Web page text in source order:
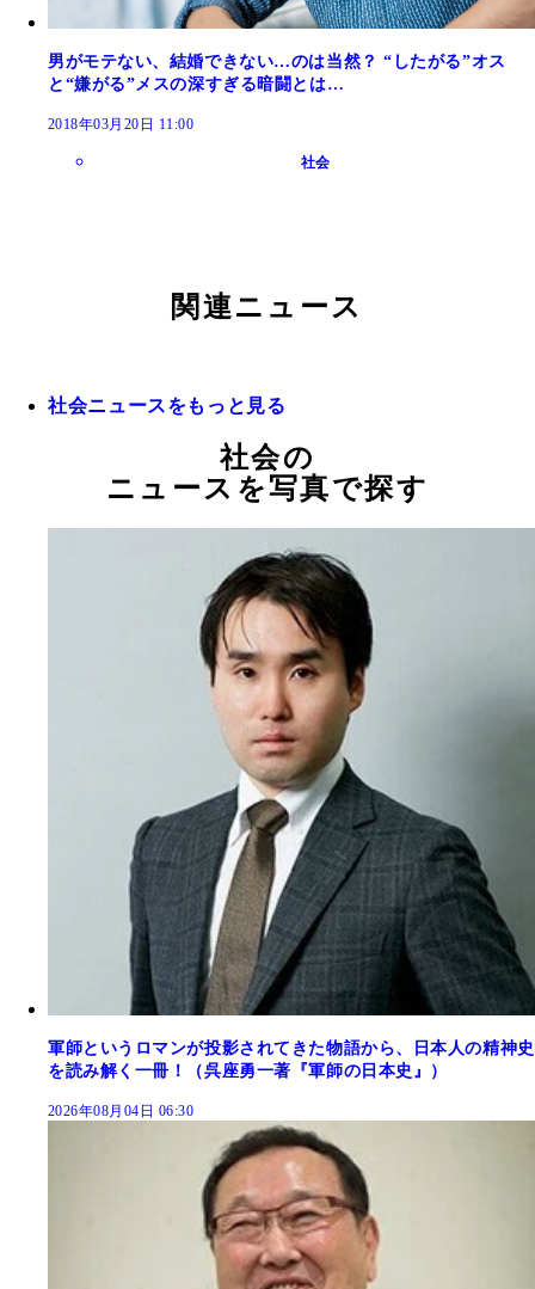
男がモテない、結婚できない…のは当然？ “したがる”オス
と“嫌がる”メスの深すぎる暗闘とは…
2018年03月20日 11:00
社会
関連ニュース
社会ニュースをもっと見る
社会の
ニュースを写真で探す
軍師というロマンが投影されてきた物語から、日本人の精神史
を読み解く一冊！（呉座勇一著『軍師の日本史』）
2026年08月04日 06:30